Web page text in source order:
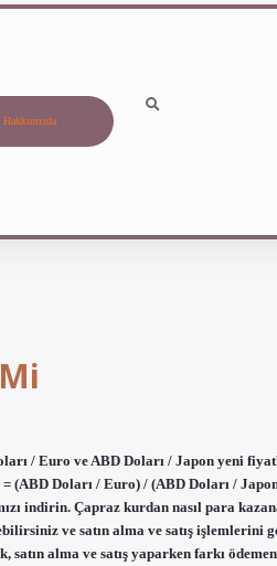
Hakkımızda
/ Euro ve ABD Doları / Japon yeni
(ABD Doları / Euro) / (ABD Doları /
indirin. Çapraz kurdan nasıl para
ve satın alma ve satış işlemlerini
alma ve satış yaparken farkı